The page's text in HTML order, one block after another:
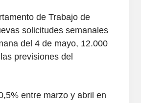
de Trabajo de
solicitudes semanales
del 4 de mayo, 12.000
previsiones del
entre marzo y abril en